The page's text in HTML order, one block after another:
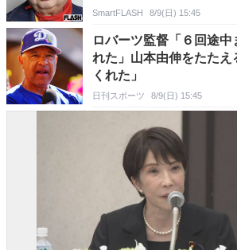
着用
SmartFLASH 8/9(日) 15:45
ロバーツ監督「６回途中
れた」山本由伸をたたえ
くれた」
日刊スポーツ 8/9(日) 15:45